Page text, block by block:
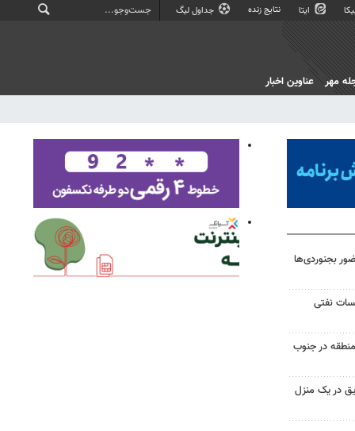
ایتا نتایج زنده جداول لیگ
مهر عناوین اخبار
بجنوردی‌ها
نفتی
در جنوب
در یک منزل